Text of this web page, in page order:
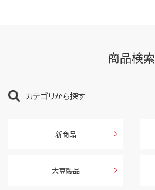
商品検索
カテゴリから探す
新商品
大豆製品